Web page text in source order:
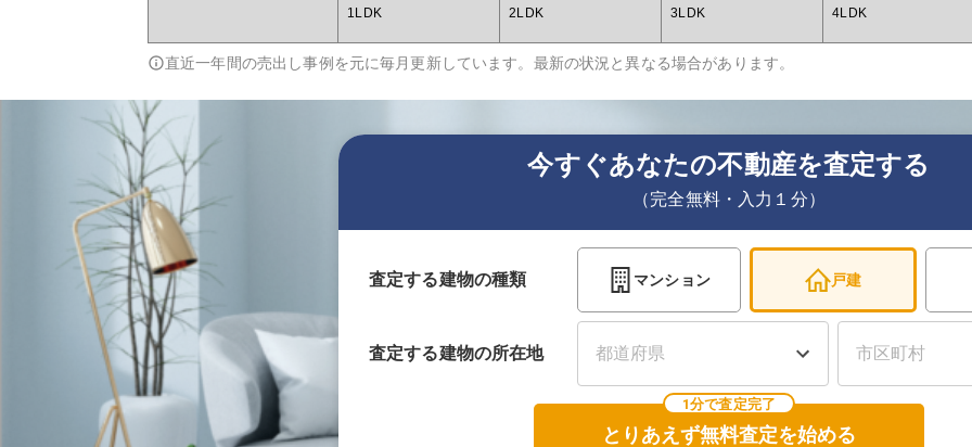
1LDK 2LDK 3LDK 4LDK
直近一年間の売出し事例を元に毎月更新しています。最新の状況と異なる場合があります。
今すぐあなたの不動産を査定する
（完全無料・入力１分）
査定する建物の種類 マンション 戸建
査定する建物の所在地
1分で査定完了
とりあえず無料査定を始める